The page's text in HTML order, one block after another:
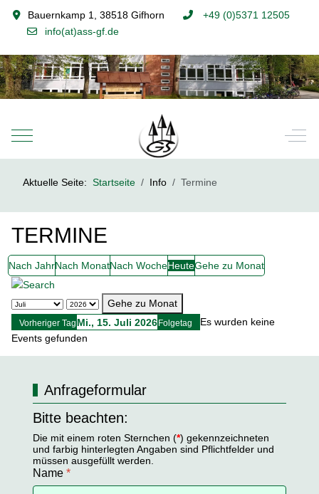
Bauernkamp 1, 38518 Gifhorn
+49 (0)5371 12505
info(at)ass-gf.de
Mobile Menu Toggle Off-
Aktuelle Seite:Startseite Info Termine
TERMINE
Nach JahrNach MonatNach WocheHeuteGehe zu Monat
Gehe zu Monat
Vorheriger Tag Mi., 15. Juli 2026Folgetag
Es wurden keine
Events gefunden
Anfrageformular
Bitte beachten:
Die mit einem roten Sternchen (*) gekennzeichneten
und farbig hinterlegten Angaben sind Pflichtfelder und
müssen ausgefüllt werden.
Name*